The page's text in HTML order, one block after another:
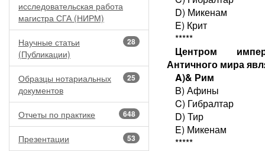
исследовательская работа
магистра СГА (НИРМ)
28
Научные статьи
(Публикации)
25
Образцы нотариальных
документов
648
Отчеты по практике
53
Презентации
D) Микенам
E) Крит
*****
Центром
Античного мира
A)& Рим
B) Афины
C) Гибралтар
D) Тир
E) Микенам
*****